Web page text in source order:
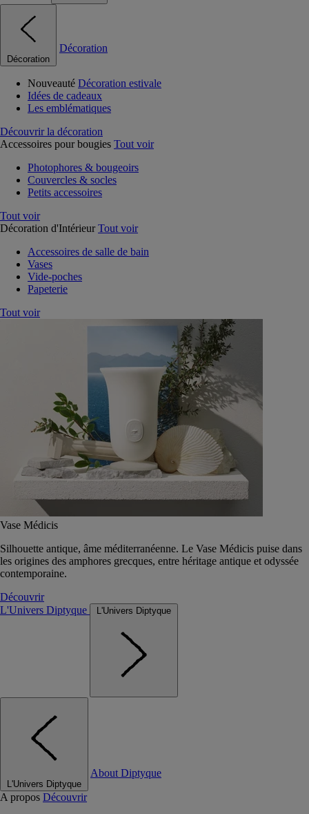
Décoration
Décoration
Nouveauté Décoration estivale
Idées de cadeaux
Les emblématiques
Découvrir la décoration
Accessoires pour bougies Tout voir
Photophores & bougeoirs
Couvercles & socles
Petits accessoires
Tout voir
Décoration d'Intérieur Tout voir
Accessoires de salle de bain
Vases
Vide-poches
Papeterie
Tout voir
Vase Médicis
Silhouette antique, âme méditerranéenne. Le Vase Médicis puise dans
les origines des amphores grecques, entre héritage antique et odyssée
contemporaine.
Découvrir
L'Univers Diptyque
L'Univers Diptyque
L'Univers Diptyque
About Diptyque
A propos Découvrir